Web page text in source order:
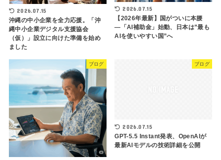
2026.07.15
沖縄の中小企業を全力応援。「沖
縄中小企業デジタル支援協会
（仮）」設立に向けた準備を始め
ました
2026.07.15
【2026年最新】国がついに本腰
―「AI補助金」始動、日本は”最も
AIを使いやすい国”へ
ブログ ブログ
2026.07.15
GPT-5.5 Instant発表、OpenAIが
最新AIモデルの技術詳細を公開